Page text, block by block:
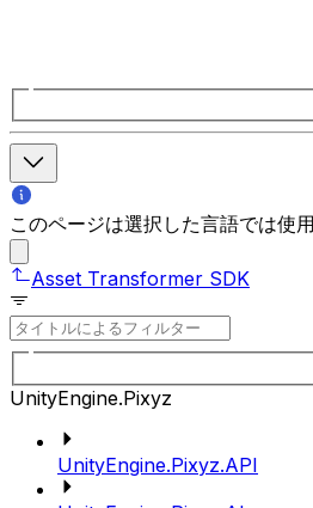
このページは選択した言語では使
Asset Transformer SDK
UnityEngine.Pixyz
UnityEngine.Pixyz.API